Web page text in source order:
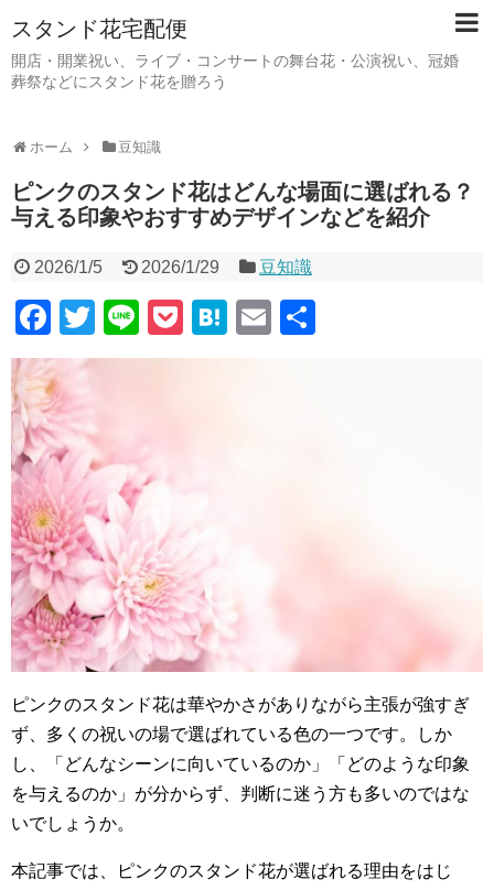
スタンド花宅配便
開店・開業祝い、ライブ・コンサートの舞台花・公演祝い、冠婚
葬祭などにスタンド花を贈ろう
ホーム 豆知識
ピンクのスタンド花はどんな場面に選ばれる？
与える印象やおすすめデザインなどを紹介
2026/1/5 2026/1/29 豆知識
F
a
c
e
b
o
o
k
T
wi
Li
n
P
o
H
E
ピンクのスタンド花は華やかさがありながら主張が強すぎ
ず、多くの祝いの場で選ばれている色の一つです。しか
し、「どんなシーンに向いているのか」「どのような印象
を与えるのか」が分からず、判断に迷う方も多いのではな
いでしょうか。
本記事では、ピンクのスタンド花が選ばれる理由をはじ